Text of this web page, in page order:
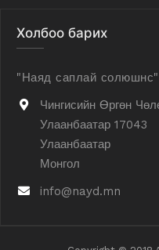
Холбоо барих
"Наяд саплай
Чингисийн Өргөн
Улаанбаатар 17043
Улаанбаатар
Монгол
info@nayd.mn